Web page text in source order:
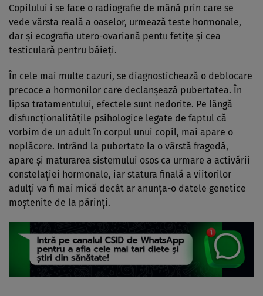
Copilului i se face o radiografie de mână prin care se
vede vârsta reală a oaselor, urmează teste hormonale,
dar şi ecografia utero-ovariană pentu fetiţe şi cea
testiculară pentru băieţi.
În cele mai multe cazuri, se diagnostichează o deblocare
precoce a hormonilor care declanşează pubertatea. În
lipsa tratamentului, efectele sunt nedorite. Pe lângă
disfuncţionalităţile psihologice legate de faptul că
vorbim de un adult în corpul unui copil, mai apare o
neplăcere. Intrând la pubertate la o vârstă fragedă,
apare şi maturarea sistemului osos ca urmare a activării
constelaţiei hormonale, iar statura finală a viitorilor
adulţi va fi mai mică decât ar anunţa-o datele genetice
moştenite de la părinţi.